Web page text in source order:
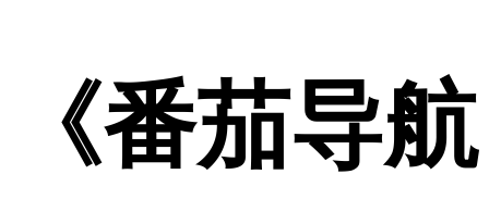
《番茄导航